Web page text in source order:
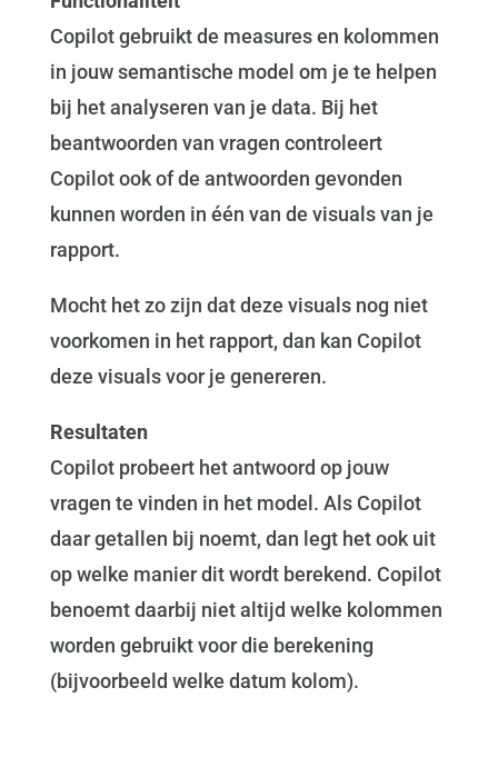
Copilot gebruikt de measures en kolommen
in jouw semantische model om je te helpen
bij het analyseren van je data. Bij het
beantwoorden van vragen controleert
Copilot ook of de antwoorden gevonden
kunnen worden in één van de visuals van je
rapport.
Mocht het zo zijn dat deze visuals nog niet
voorkomen in het rapport, dan kan Copilot
deze visuals voor je genereren.
Resultaten
Copilot probeert het antwoord op jouw
vragen te vinden in het model. Als Copilot
daar getallen bij noemt, dan legt het ook uit
op welke manier dit wordt berekend. Copilot
benoemt daarbij niet altijd welke kolommen
worden gebruikt voor die berekening
(bijvoorbeeld welke datum kolom).